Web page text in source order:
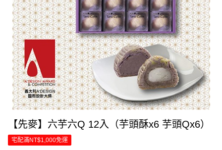
【先麥】六芋六Q 12入（芋頭酥x6 芋頭Qx6）
宅配滿NT$1,000免運